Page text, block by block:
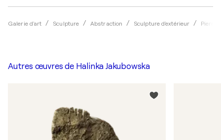
Galerie d'art Sculpture Abstraction Sculpture d'extérieur Pierre
Autres œuvres de Halinka Jakubowska